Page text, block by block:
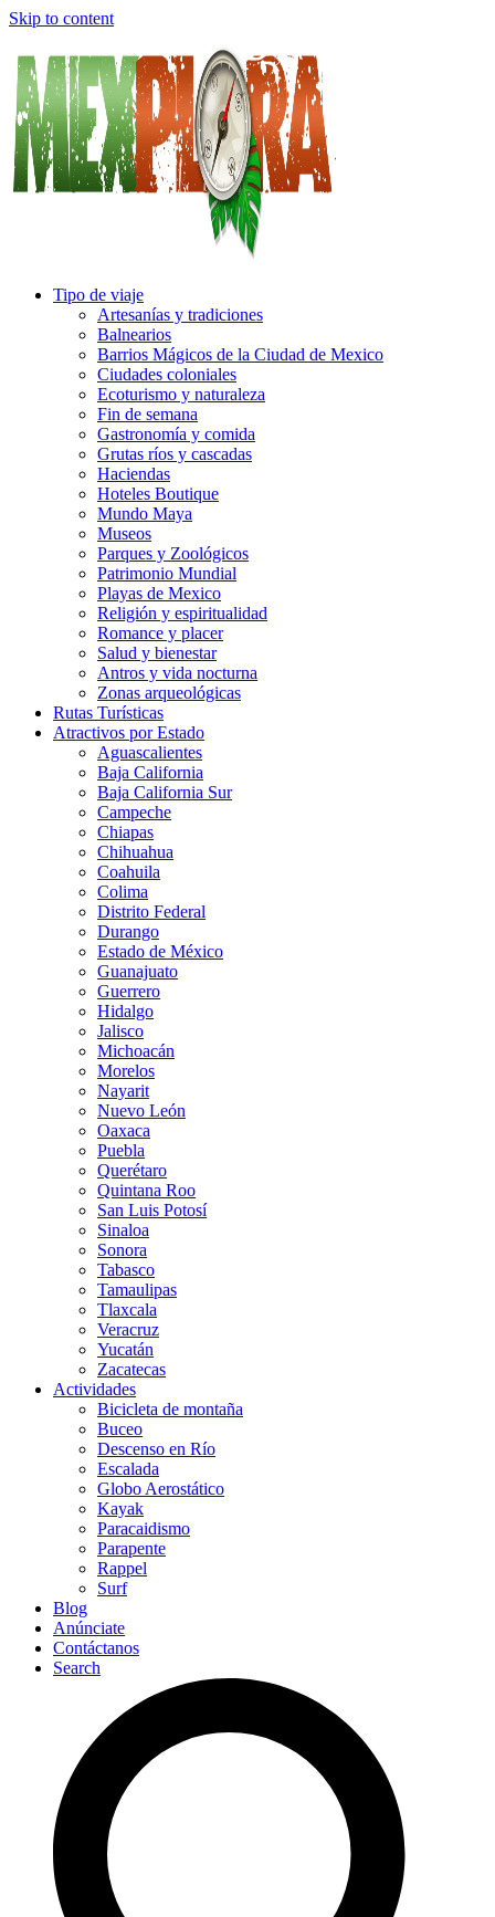
Skip to content
Tipo de viaje
Artesanías y tradiciones
Balnearios
Barrios Mágicos de la Ciudad de Mexico
Ciudades coloniales
Ecoturismo y naturaleza
Fin de semana
Gastronomía y comida
Grutas ríos y cascadas
Haciendas
Hoteles Boutique
Mundo Maya
Museos
Parques y Zoológicos
Patrimonio Mundial
Playas de Mexico
Religión y espiritualidad
Romance y placer
Salud y bienestar
Antros y vida nocturna
Zonas arqueológicas
Rutas Turísticas
Atractivos por Estado
Aguascalientes
Baja California
Baja California Sur
Campeche
Chiapas
Chihuahua
Coahuila
Colima
Distrito Federal
Durango
Estado de México
Guanajuato
Guerrero
Hidalgo
Jalisco
Michoacán
Morelos
Nayarit
Nuevo León
Oaxaca
Puebla
Querétaro
Quintana Roo
San Luis Potosí
Sinaloa
Sonora
Tabasco
Tamaulipas
Tlaxcala
Veracruz
Yucatán
Zacatecas
Actividades
Bicicleta de montaña
Buceo
Descenso en Río
Escalada
Globo Aerostático
Kayak
Paracaidismo
Parapente
Rappel
Surf
Blog
Anúnciate
Contáctanos
Search